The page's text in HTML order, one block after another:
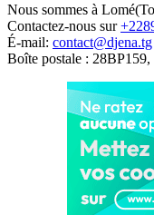
Nous sommes à
Contactez-nous sur
É-mail: contact@djena.tg
Boîte postale :